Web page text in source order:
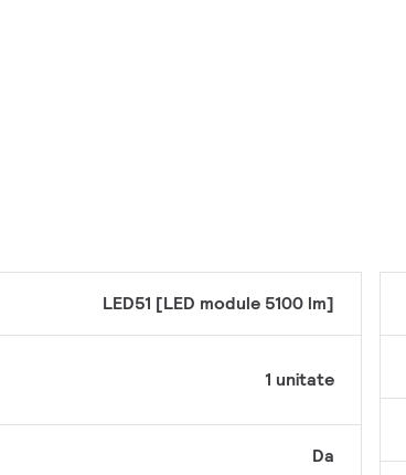
LED51 [LED module 5100 lm]
1 unitate
Da